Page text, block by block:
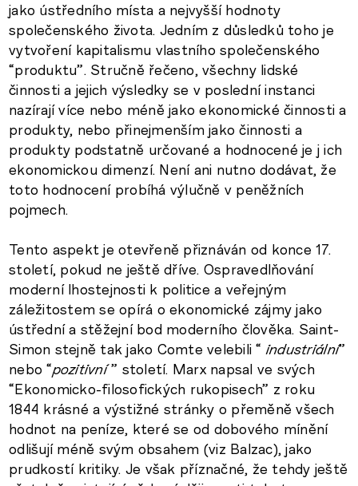
jako ústředního místa a nejvyšší hodnoty
společenského života. Jedním z důsledků toho je
vytvoření kapitalismu vlastního společenského
“produktu”. Stručně řečeno, všechny lidské
činnosti a jejich výsledky se v poslední instanci
nazírají více nebo méně jako ekonomické činnosti a
produkty, nebo přinejmenším jako činnosti a
produkty podstatně určované a hodnocené je j ich
ekonomickou dimenzí. Není ani nutno dodávat, že
toto hodnocení probíhá výlučně v peněžních
pojmech.
Tento aspekt je otevřeně přiznáván od konce 17.
století, pokud ne ještě dříve. Ospravedlňování
moderní lhostejnosti k politice a veřejným
záležitostem se opírá o ekonomické zájmy jako
ústřední a stěžejní bod moderního člověka. Saint-
Simon stejně tak jako Comte velebili “ industriální”
nebo “pozitivní” století. Marx napsal ve svých
“Ekonomicko-filosofických rukopisech” z roku
1844 krásné a výstižné stránky o přeměně všech
hodnot na peníze, které se od dobového mínění
odlišují méně svým obsahem (viz Balzac), jako
prudkostí kritiky. Je však příznačné, že tehdy ještě